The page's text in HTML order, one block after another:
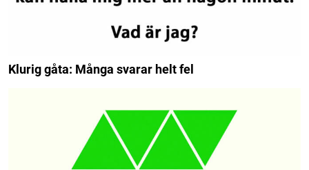
Klurig gåta: Många svarar helt fel